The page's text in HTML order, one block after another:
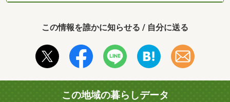
この情報を誰かに知らせる / 自分に送る
この地域の暮らしデータ